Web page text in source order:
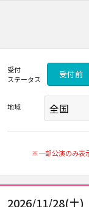
受付
ステータス
受付前
地域
※一部公演のみ表
2026/11/28(土)